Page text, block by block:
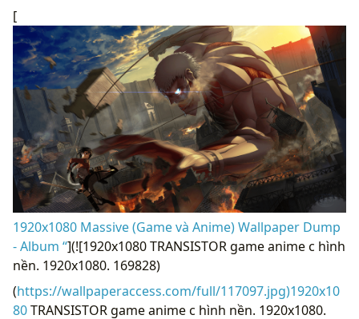
[
1920x1080 Massive (Game và Anime) Wallpaper Dump
- Album “](![1920x1080 TRANSISTOR game anime c hình
nền. 1920x1080. 169828)
(https://wallpaperaccess.com/full/117097.jpg)1920x10
80TRANSISTOR game anime c hình nền. 1920x1080.